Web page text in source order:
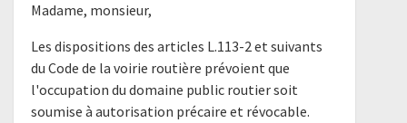
Madame, monsieur,
Les dispositions des articles L.113-2 et suivants
du Code de la voirie routière prévoient que
l'occupation du domaine public routier soit
soumise à autorisation précaire et révocable.